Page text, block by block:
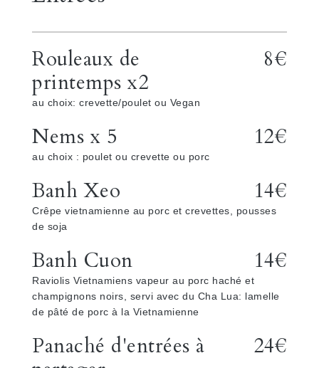
Rouleaux de
printemps x2
8€
au choix: crevette/poulet ou Vegan
Nems x 5 12€
au choix : poulet ou crevette ou porc
Banh Xeo 14€
Crêpe vietnamienne au porc et crevettes, pousses
de soja
Banh Cuon 14€
Raviolis Vietnamiens vapeur au porc haché et
champignons noirs, servi avec du Cha Lua: lamelle
de pâté de porc à la Vietnamienne
Panaché d'entrées à
24€